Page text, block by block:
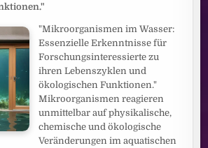
"Mikroorganismen im Wasser:
Essenzielle Erkenntnisse für
Forschungsinteressierte zu
ihren Lebenszyklen und
ökologischen Funktionen."
Mikroorganismen reagieren
unmittelbar auf physikalische,
chemische und ökologische
Veränderungen im aquatischen